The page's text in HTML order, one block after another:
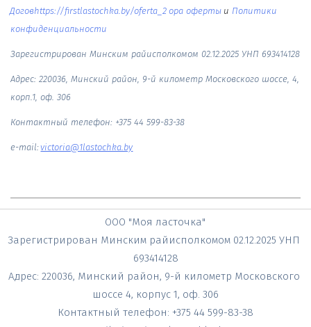
Договhttps://firstlastochka.by/oferta_2 ора оферты и Политики
конфиденциальности
Зарегистрирован Минским райисполкомом 02.12.2025 УНП 693414128
Адрес: 220036, Минский район, 9-й километр Московского шоссе, 4,
корп.1, оф. 306
Контактный телефон: +375 44 599-83-38
e-mail:victoria@1lastochka.by
ООО "Моя ласточка"
Зарегистрирован Минским райисполкомом 02.12.2025 УНП
693414128
Адрес: 220036, Минский район, 9-й километр Московского
шоссе 4, корпус 1, оф. 306
Контактный телефон: +375 44 599-83-38